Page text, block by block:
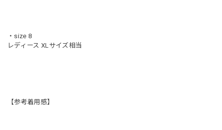
・size 8
レディース XLサイズ相当
【参考着用感】